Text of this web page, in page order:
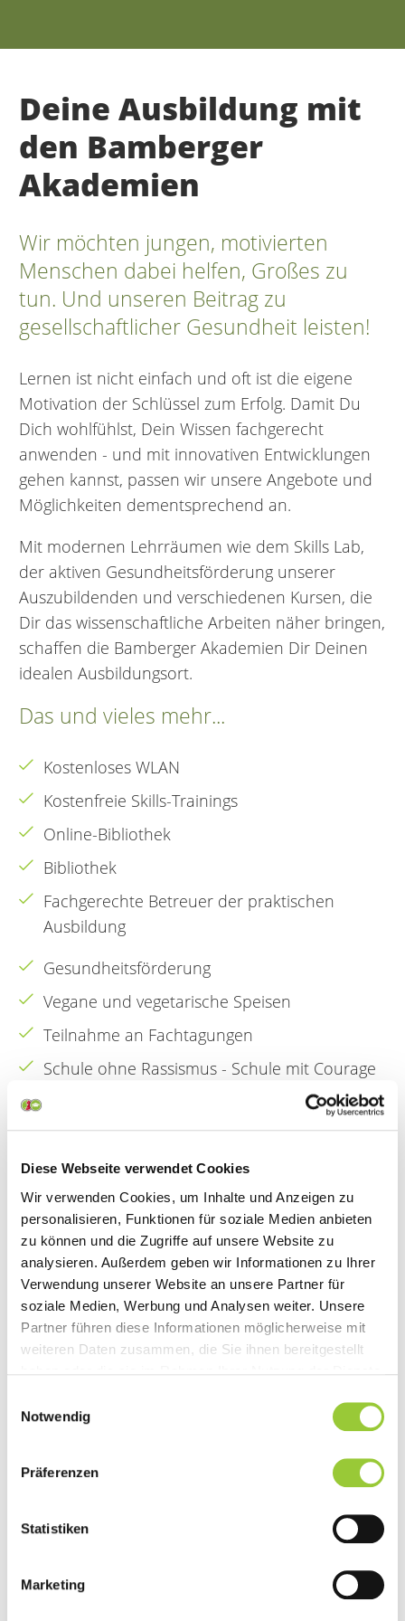
Diese Webseite verwendet Cookies
Wir verwenden Cookies, um Inhalte und Anzeigen zu
personalisieren, Funktionen für soziale Medien anbieten
zu können und die Zugriffe auf unsere Website zu
analysieren. Außerdem geben wir Informationen zu Ihrer
Verwendung unserer Website an unsere Partner für
soziale Medien, Werbung und Analysen weiter. Unsere
Partner führen diese Informationen möglicherweise mit
weiteren Daten zusammen, die Sie ihnen bereitgestellt
Cookies, wenn Sie unsere Webseite weiterhin nutzen.
Notwendig
Präferenzen
Statistiken
Marketing
Deine Ausbildung mit
den Bamberger
Akademien
Wir möchten jungen, motivierten
Menschen dabei helfen, Großes zu
tun. Und unseren Beitrag zu
gesellschaftlicher Gesundheit leisten!
Lernen ist nicht einfach und oft ist die eigene
Motivation der Schlüssel zum Erfolg. Damit Du
Dich wohlfühlst, Dein Wissen fachgerecht
anwenden - und mit innovativen Entwicklungen
gehen kannst, passen wir unsere Angebote und
Möglichkeiten dementsprechend an.
Mit modernen Lehrräumen wie dem Skills Lab,
der aktiven Gesundheitsförderung unserer
Auszubildenden und verschiedenen Kursen, die
Dir das wissenschaftliche Arbeiten näher bringen,
schaffen die Bamberger Akademien Dir Deinen
idealen Ausbildungsort.
Das und vieles mehr...
Kostenloses WLAN
Kostenfreie Skills-Trainings
Online-Bibliothek
Bibliothek
Fachgerechte Betreuer der praktischen
Ausbildung
Gesundheitsförderung
Vegane und vegetarische Speisen
Teilnahme an Fachtagungen
Schule ohne Rassismus - Schule mit Courage
Skills Lab
Innovative Trainingsformen und
problemorientiertes Lernen
In unserem Skills Lab, unserer "Spielwiese" für